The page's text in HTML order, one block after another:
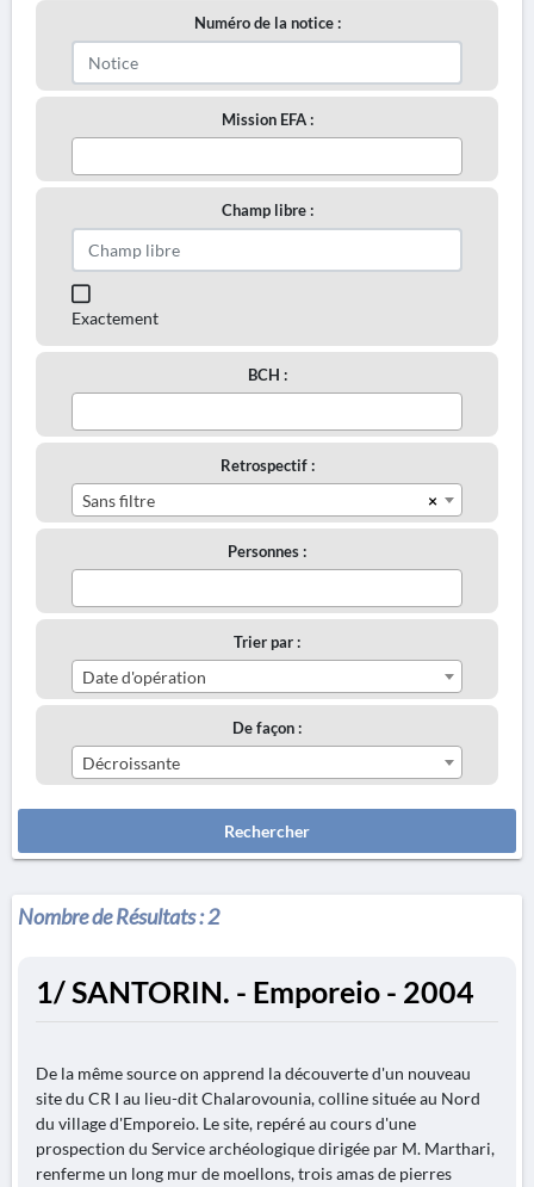
Numéro de la notice :
Mission EFA :
Champ libre :
Exactement
BCH :
Retrospectif :
×
Sans filtre
Personnes :
Trier par :
Date d'opération
De façon :
Décroissante
Rechercher
Nombre de Résultats :2
1/ SANTORIN. - Emporeio - 2004
De la même source on apprend la découverte d'un nouveau
site du CR I au lieu-dit Chalarovounia, colline située au Nord
du village d'Emporeio. Le site, repéré au cours d'une
prospection du Service archéologique dirigée par M. Marthari,
renferme un long mur de moellons, trois amas de pierres